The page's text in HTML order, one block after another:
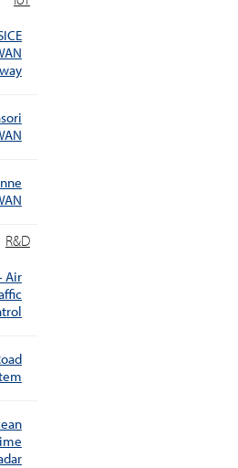
R&D
Air